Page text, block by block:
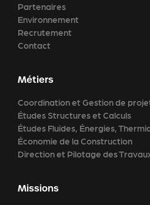
Partenaires
Environnement
Recrutement
Contact
Métiers
Coordination et Gestion de
Études Structures et Calculs
Études Fluides, Énergies,
Économie de la Construction
Direction et Pilotage des
Missions